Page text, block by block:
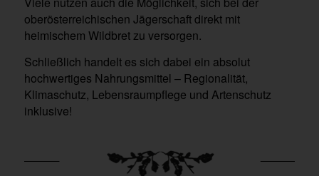
oberösterreichischen Jägerschaft direkt mit
heimischem Wildbret zu versorgen.
Schließlich handelt es sich dabei ein absolut
hochwertiges Nahrungsmittel – Regionalität,
Klimaschutz, Lebensraumpflege und Artenschutz
inklusive!